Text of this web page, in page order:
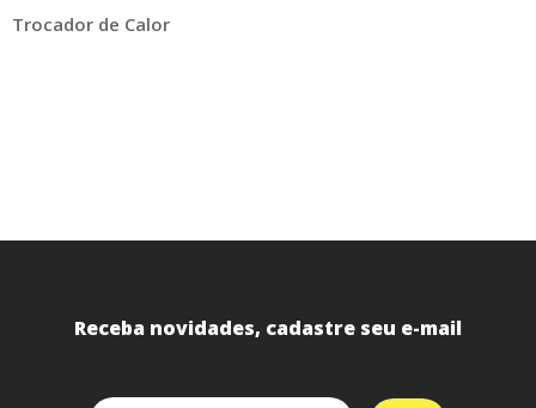
Trocador de Calor
Receba novidades, cadastre seu e-mail